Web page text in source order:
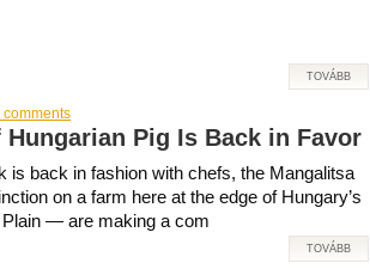
TOVÁBB
comments
Pig Is Back in Favor
is back in fashion with chefs, the Mangalitsa
on a farm here at the edge of Hungary’s
— are making a com
TOVÁBB